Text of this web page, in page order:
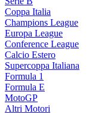
Coppa Italia
Champions League
Europa League
Conference League
Calcio Estero
Supercoppa Italiana
Formula 1
Formula E
MotoGP
Altri Motori